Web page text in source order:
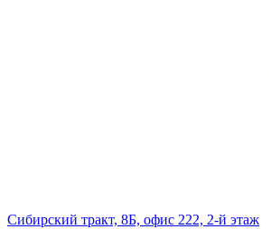
Сибирский тракт, 8Б, офис 222, 2-й этаж